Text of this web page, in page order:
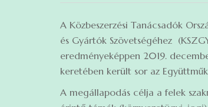
A Közbeszerzési Tanácsadók
és Gyártók Szövetségéhez
eredményeképpen 2019.
keretében került sor az
A megállapodás célja a felek